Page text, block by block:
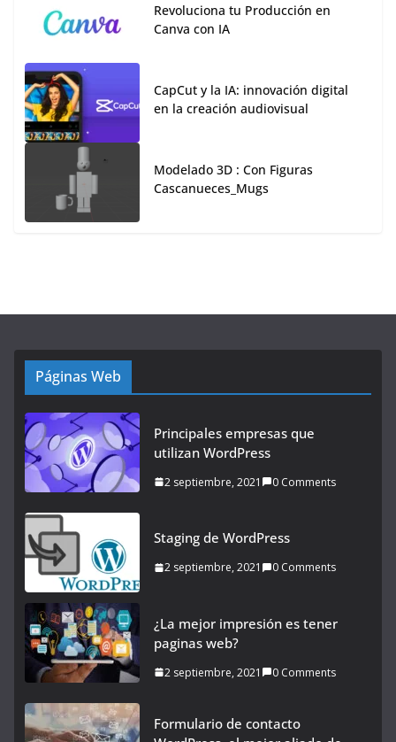
Revoluciona tu Producción en
Canva con IA
CapCut y la IA: innovación digital
en la creación audiovisual
Modelado 3D : Con Figuras
Cascanueces_Mugs
Páginas Web
Principales empresas que
utilizan WordPress
2 septiembre, 2021 0 Comments
Staging de WordPress
2 septiembre, 2021 0 Comments
¿La mejor impresión es tener
paginas web?
2 septiembre, 2021 0 Comments
Formulario de contacto